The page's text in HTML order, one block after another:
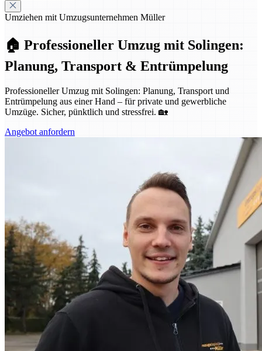
Umziehen mit Umzugsunternehmen Müller
🏠 Professioneller Umzug mit Solingen:
Planung, Transport & Entrümpelung
Professioneller Umzug mit Solingen: Planung, Transport und
Entrümpelung aus einer Hand – für private und gewerbliche
Umzüge. Sicher, pünktlich und stressfrei. 🏡
Angebot anfordern